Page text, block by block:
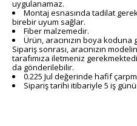
uygulanamaz.
Montaj esnasında tadilat
birebir uyum sağlar.
Fiber malzemedir.
Ürün, aracınızın boya
Sipariş sonrası, aracınızın
tarafımıza iletmeniz
da gönderilebilir.
0.225 Jul değerinde hafif
Sipariş tarihi itibariyle 5 iş